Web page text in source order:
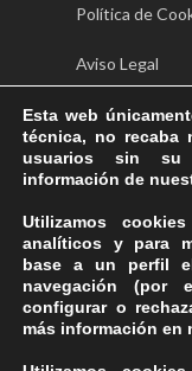
Política de
Aviso Legal
Horario:
Lunes –
9:00 – 14:00 /
Teléfono:922
Esta web
técnica, no recaba
usuarios sin su
información de
Utilizamos
analíticos y para
base a un perfil
navegación (por
configurar o
más información en